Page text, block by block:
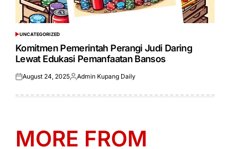
POSTED
IN
UNCATEGORIZED
Komitmen Pemerintah Perangi Judi Daring
Lewat Edukasi Pemanfaatan Bansos
Posted
August 24, 2025Posted
Admin Kupang Daily
MORE FROM